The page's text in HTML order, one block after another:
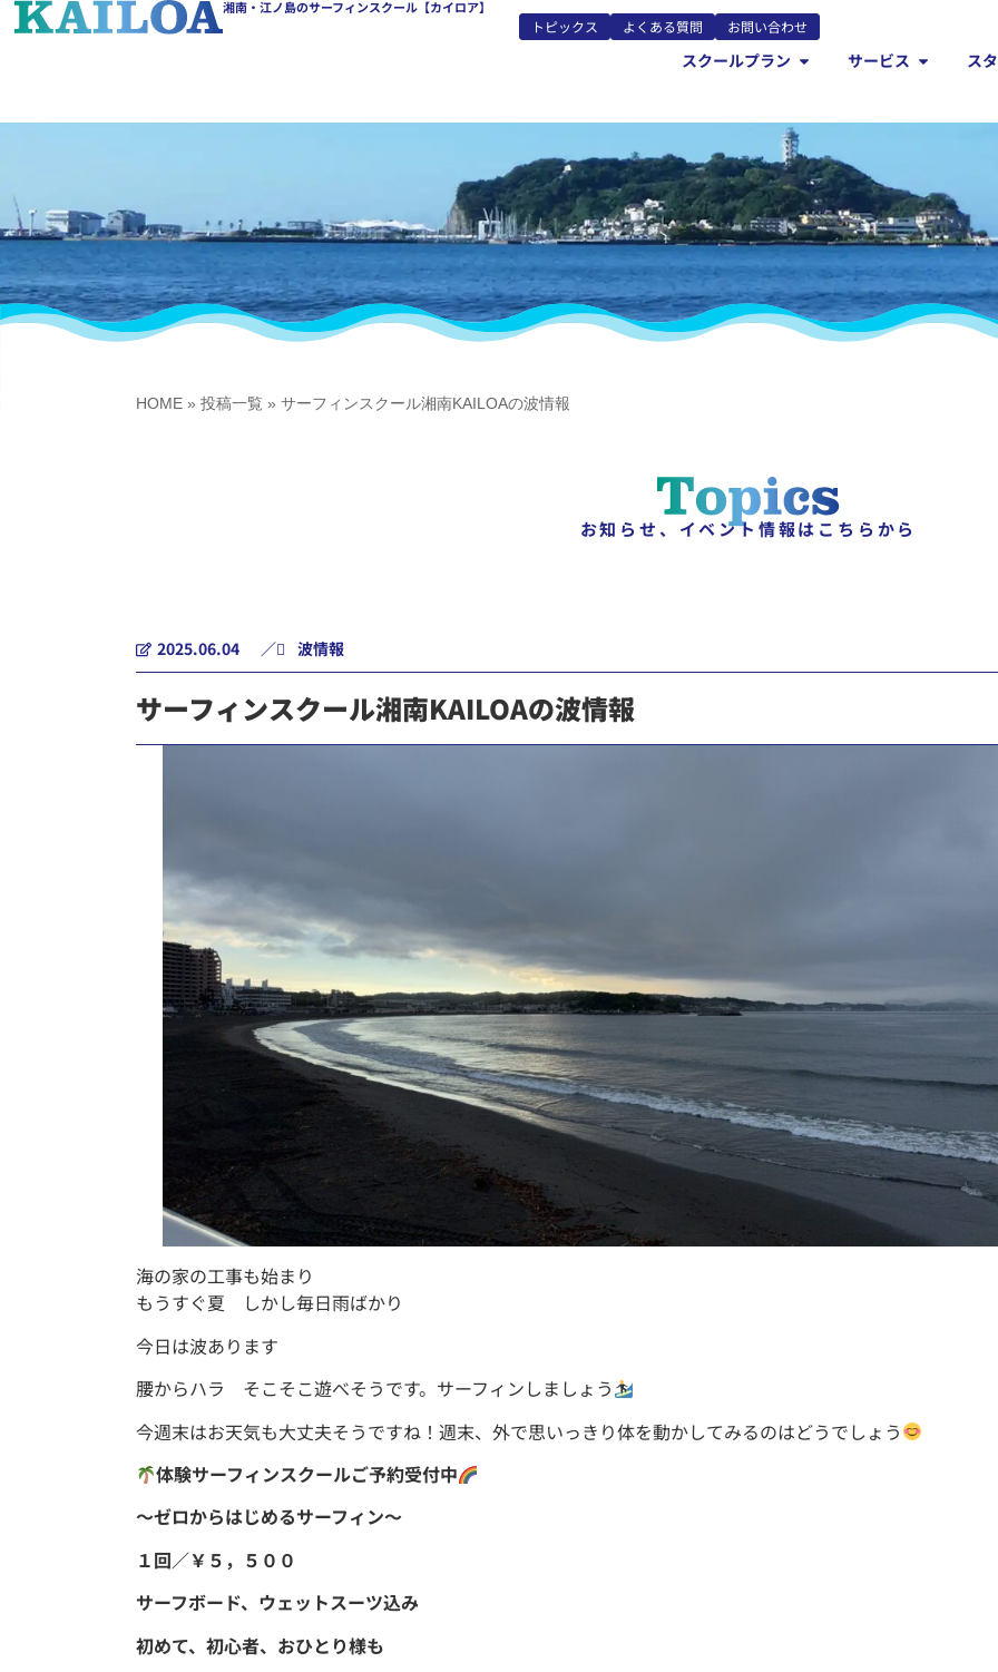
湘南・江ノ島のサーフィンスクール【カイロア】
トピックス よくある質問 お問い合わせ
スクールプラン サービス ス
HOME » 投稿一覧 » サーフィンスクール湘南KAILOAの波情報
お知らせ、イベント情報はこちらから
2025.06.04 ／ 波情報
サーフィンスクール湘南KAILOAの波情報
海の家の工事も始まり
もうすぐ夏 しかし毎日雨ばかり
今日は波あります
腰からハラ そこそこ遊べそうです。サーフィンしましょう
今週末はお天気も大丈夫そうですね！週末、外で思いっきり体を動かしてみるのはどうでしょう
体験サーフィンスクールご予約受付中
〜ゼロからはじめるサーフィン〜
１回／￥５，５００
サーフボード、ウェットスーツ込み
初めて、初心者、おひとり様も